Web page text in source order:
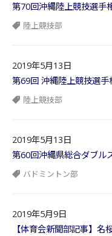
第70回沖縄陸上競技選手
陸上競技部
2019年5月13日
第69回 沖縄陸上競技選
陸上競技部
2019年5月13日
第60回沖縄県総合ダブル
バドミントン部
2019年5月9日
【体育会新聞部記事】